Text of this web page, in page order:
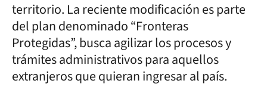
territorio. La reciente modificación es parte
del plan denominado “Fronteras
Protegidas”, busca agilizar los procesos y
trámites administrativos para aquellos
extranjeros que quieran ingresar al país.